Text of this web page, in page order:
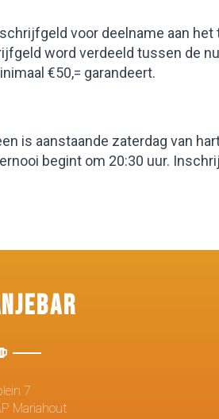
voor deelname aan
word verdeeld tussen de
€50,= garandeert.
is aanstaande zaterdag van
begint om 20:30 uur.
7
Mariahout